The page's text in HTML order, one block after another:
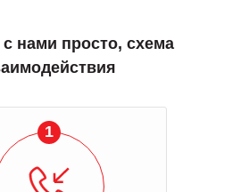
с нами просто, схема
1